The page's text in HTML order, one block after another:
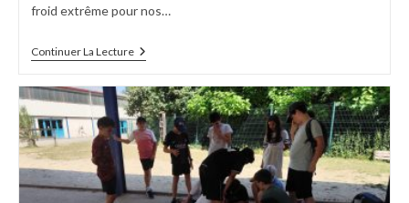
froid extrême pour nos…
Continuer La LectureEchange
Etats-
Unis